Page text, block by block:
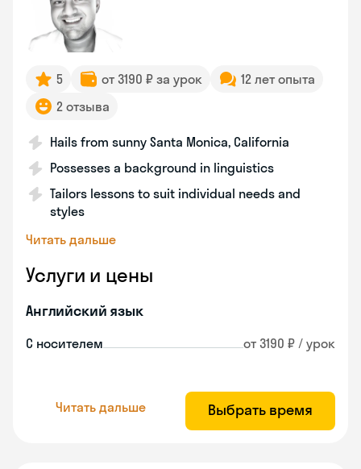
5 от 3190 ₽ за урок
12 лет опыта
2 отзыва
Hails from sunny Santa Monica, California
Possesses a background in linguistics
Tailors lessons to suit individual needs and
styles
Читать дальше
Услуги и цены
Английский язык
С носителем от 3190 ₽ / урок
Читать дальше Выбрать время